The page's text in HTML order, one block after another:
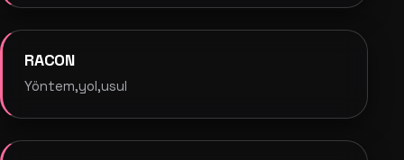
RACON
Yöntem,yol,usul